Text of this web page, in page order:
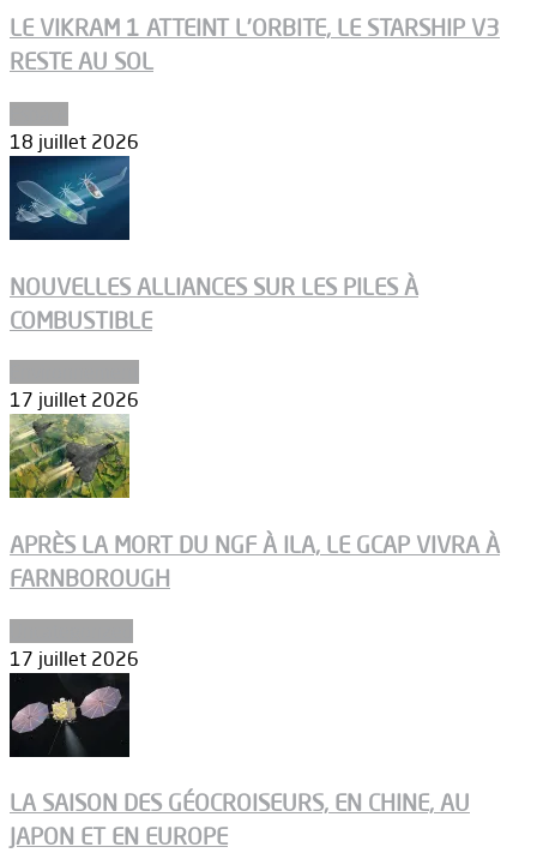
LE VIKRAM 1 ATTEINT L’ORBITE, LE STARSHIP V3
RESTE AU SOL
18 juillet 2026
NOUVELLES ALLIANCES SUR LES PILES À
COMBUSTIBLE
17 juillet 2026
APRÈS LA MORT DU NGF À ILA, LE GCAP VIVRA À
FARNBOROUGH
17 juillet 2026
LA SAISON DES GÉOCROISEURS, EN CHINE, AU
JAPON ET EN EUROPE